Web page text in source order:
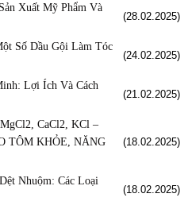
Xuất Mỹ Phẩm Và
(28.02.2025)
Số Dầu Gội Làm Tóc
(24.02.2025)
Lợi Ích Và Cách
(21.02.2025)
CaCl2, KCl –
TÔM KHỎE, NĂNG
(18.02.2025)
Nhuộm: Các Loại
(18.02.2025)